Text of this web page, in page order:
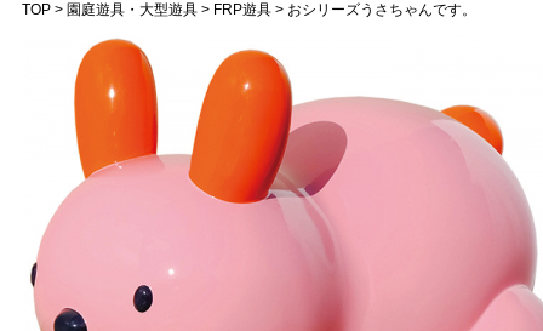
TOP> 園庭遊具・大型遊具> FRP遊具> おシリーズうさちゃんです。